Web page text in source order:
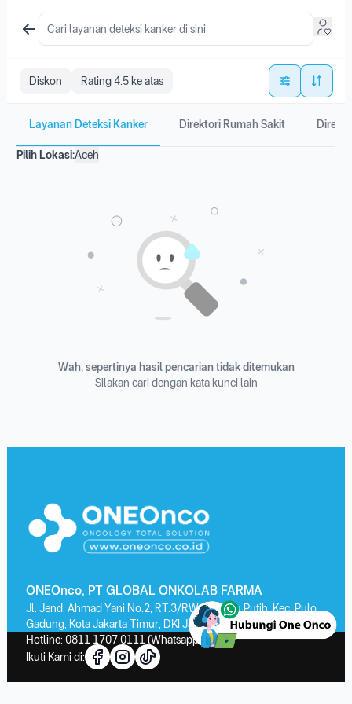
Diskon Rating 4.5 ke atas
Layanan Deteksi Kanker Direktori Rumah Sakit
Pilih Lokasi:Aceh
Wah, sepertinya hasil pencarian tidak ditemukan
Silakan cari dengan kata kunci lain
ONEOnco, PT GLOBAL ONKOLAB FARMA
Jl. Jend. Ahmad Yani No.2, RT.3/RW.13, Kayu Putih, Kec. Pulo
Gadung, Kota Jakarta Timur, DKI Jakarta 13210
Hotline: 0811 1707 0111 (Whatsapp)
Ikuti Kami di: